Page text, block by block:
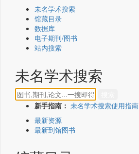
未名学术搜索
馆藏目录
数据库
电子期刊/图书
站内搜索
未名学术搜索
新手指南： 未名学术搜索使用指南
最新资源
最新到馆图书